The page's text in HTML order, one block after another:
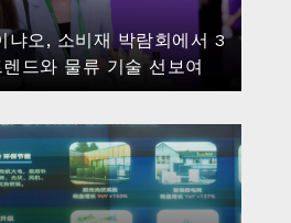
냐오, 소비재 박람회에서 3
드와 물류 기술 선보여